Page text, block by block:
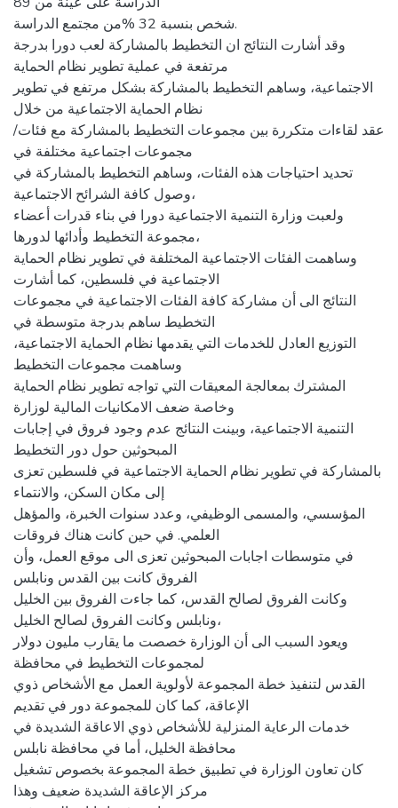
شخص بنسبة 32 %من مجتمع الدراسة.
وقد أشارت النتائج ان التخطیط بالمشاركة لعب دورا بدرجة
مرتفعة في عملیة تطویر نظام الحمایة
الاجتماعیة، وساهم التخطیط بالمشاركة بشكل مرتفع في تطویر
نظام الحمایة الاجتماعیة من خلال
عقد لقاءات متكررة بین مجموعات التخطیط بالمشاركة مع فئات/
مجموعات اجتماعیة مختلفة في
تحدید احتیاجات هذه الفئات، وساهم التخطیط بالمشاركة في
وصول كافة الشرائح الاجتماعیة،
ولعبت وزارة التنمیة الاجتماعیة دورا في بناء قدرات أعضاء
مجموعة التخطیط وأدائها لدورها،
وساهمت الفئات الاجتماعیة المختلفة في تطویر نظام الحمایة
الاجتماعیة في فلسطین، كما أشارت
النتائج الى أن مشاركة كافة الفئات الاجتماعیة في مجموعات
التخطیط ساهم بدرجة متوسطة في
التوزیع العادل للخدمات التي یقدمها نظام الحمایة الاجتماعیة،
وساهمت مجموعات التخطیط
المشترك بمعالجة المعیقات التي تواجه تطویر نظام الحمایة
وخاصة ضعف الامكانیات المالیة لوزارة
التنمیة الاجتماعیة، وبینت النتائج عدم وجود فروق في إجابات
المبحوثین حول دور التخطیط
بالمشاركة في تطویر نظام الحمایة الاجتماعیة في فلسطین تعزى
إلى مكان السكن، والانتماء
المؤسسي، والمسمى الوظیفي، وعدد سنوات الخبرة، والمؤهل
العلمي. في حین كانت هناك فروقات
في متوسطات اجابات المبحوثین تعزى الى موقع العمل، وأن
الفروق كانت بین القدس ونابلس
وكانت الفروق لصالح القدس، كما جاءت الفروق بین الخلیل
ونابلس وكانت الفروق لصالح الخلیل،
ویعود السبب الى أن الوزارة خصصت ما یقارب ملیون دولار
لمجموعات التخطیط في محافظة
القدس لتنفیذ خطة المجموعة لأولویة العمل مع الأشخاص ذوي
الإعاقة، كما كان للمجموعة دور في تقدیم
خدمات الرعایة المنزلیة للأشخاص ذوي الاعاقة الشدیدة في
محافظة الخلیل، أما في محافظة نابلس
كان تعاون الوزارة في تطبیق خطة المجموعة بخصوص تشغیل
مركز الإعاقة الشدیدة ضعیف وهذا